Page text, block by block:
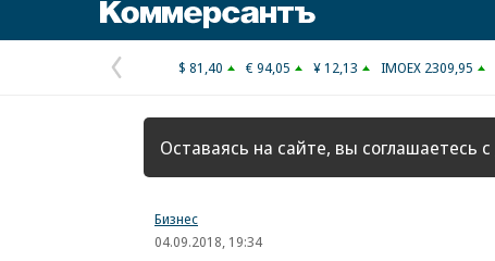
Предыдущая
страница
$ 81,40 € 94,05 ¥ 12,13 IMOEX 2309,95
Оставаясь на сайте, вы соглашаетесь с
Бизнес
04.09.2018, 19:34